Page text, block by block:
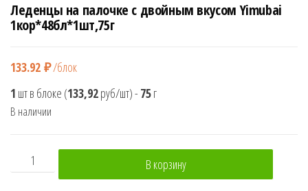
Леденцы на палочке с двойным вкусом Yimubai
1кор*48бл*1шт,75г
133.92 ₽/блок
1 шт в блоке (133,92руб/шт)- 75г
В наличии
Количество товара Леденцы на палочке с двойным
В корзину